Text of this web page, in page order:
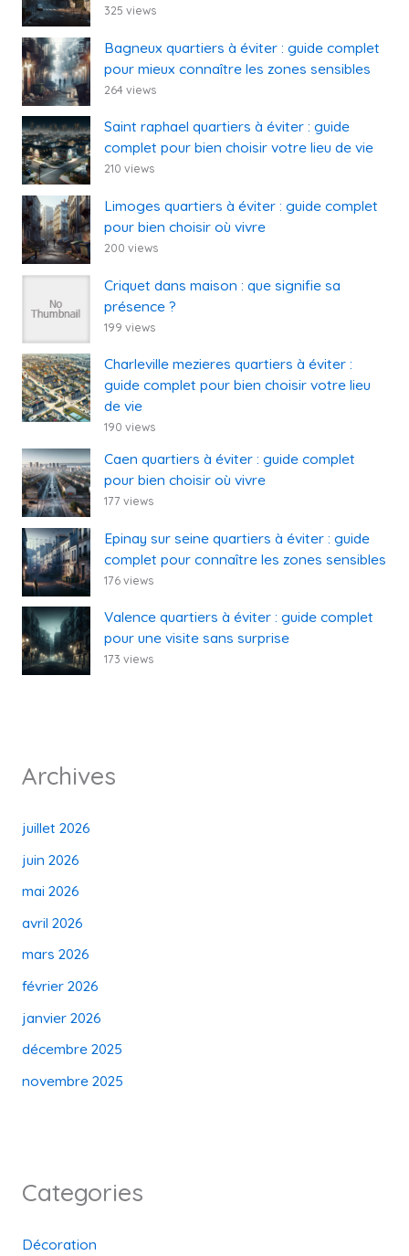
325 views
Bagneux quartiers à éviter : guide complet
pour mieux connaître les zones sensibles
264 views
Saint raphael quartiers à éviter : guide
complet pour bien choisir votre lieu de vie
210 views
Limoges quartiers à éviter : guide complet
pour bien choisir où vivre
200 views
Criquet dans maison : que signifie sa
présence ?
199 views
Charleville mezieres quartiers à éviter :
guide complet pour bien choisir votre lieu
de vie
190 views
Caen quartiers à éviter : guide complet
pour bien choisir où vivre
177 views
Epinay sur seine quartiers à éviter : guide
complet pour connaître les zones sensibles
176 views
Valence quartiers à éviter : guide complet
pour une visite sans surprise
173 views
Archives
juillet 2026
juin 2026
mai 2026
avril 2026
mars 2026
février 2026
janvier 2026
décembre 2025
novembre 2025
Categories
Décoration